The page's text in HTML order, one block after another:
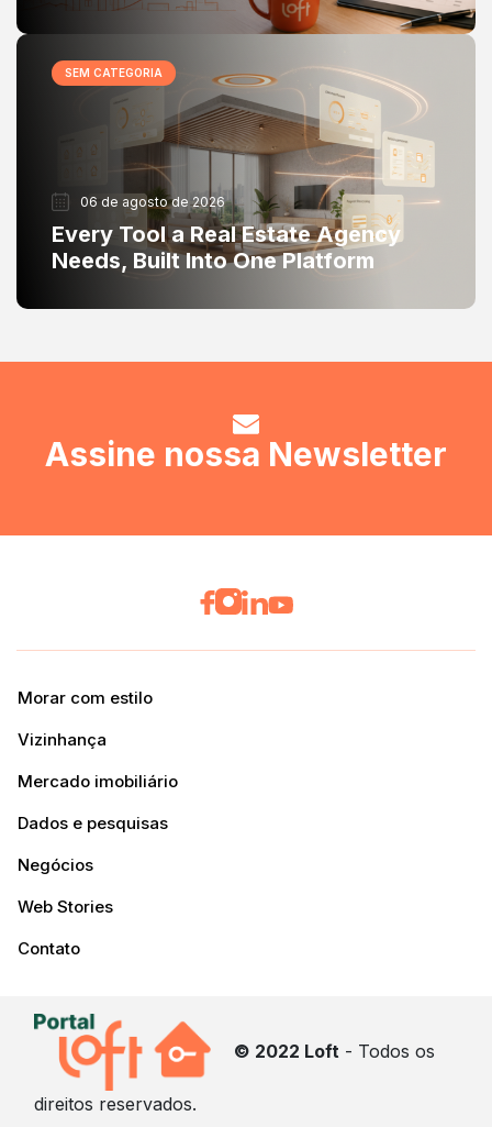
SEM CATEGORIA
06 de agosto de 2026
Every Tool a Real Estate Agency
Needs, Built Into One Platform
Assine nossa Newsletter
Morar com estilo
Vizinhança
Mercado imobiliário
Dados e pesquisas
Negócios
Web Stories
Contato
© 2022 Loft - Todos os
direitos reservados.